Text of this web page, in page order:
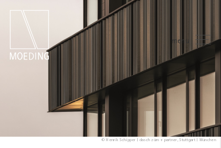
menu
© Henrik Schipper | dasch zürn + partner, Stuttgart | München